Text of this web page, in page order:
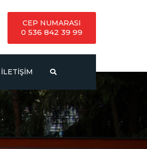
CEP NUMARASI
0 536 842 39 99
İLETIŞIM